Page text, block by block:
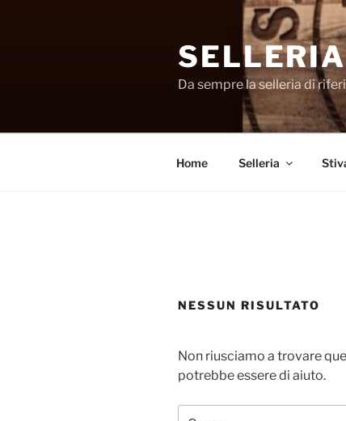
Da sempre la selleria di
Home Selleria
NESSUN RISULTATO
Non riusciamo a trovare
potrebbe essere di aiuto.